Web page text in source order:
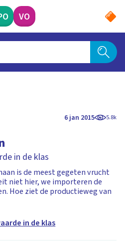
VO
6 jan 2015 5.8k
in de klas
is de meest gegeten vrucht
niet hier, we importeren de
Hoe ziet de productieweg van
in de klas